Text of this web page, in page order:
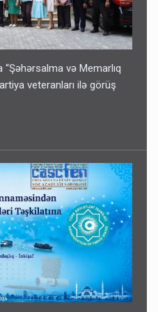
və Memarlıq
veteranları ilə görüş